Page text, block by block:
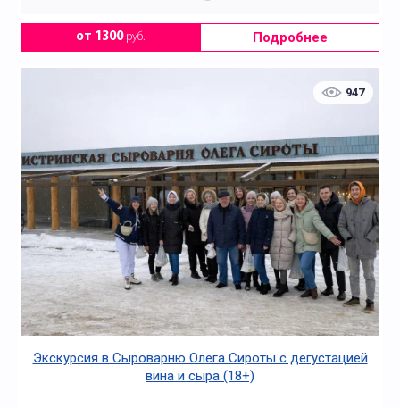
от 1300руб. Подробнее
947
Экскурсия в Сыроварню Олега Сироты с дегустацией
вина и сыра (18+)